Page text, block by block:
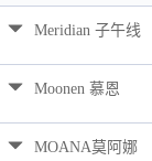
Meridian 子午线
Moonen 慕恩
MOANA莫阿娜